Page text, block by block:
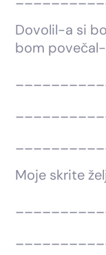
Dovolil-a si
bom
Moje skrite